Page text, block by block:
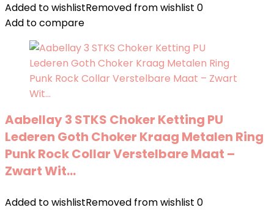
Added to wishlistRemoved from wishlist 0
Add to compare
Aabellay 3 STKS Choker Ketting PU
Lederen Goth Choker Kraag Metalen Ring
Punk Rock Collar Verstelbare Maat –
Zwart Wit…
Added to wishlistRemoved from wishlist 0